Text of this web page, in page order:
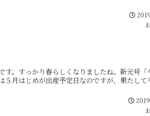
。すっかり春らしくなりましたね。新元号「
５月はじめが出産予定日なのですが、果たして